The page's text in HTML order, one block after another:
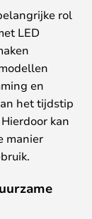
rol
LED
en
het tijdstip
kan
manier